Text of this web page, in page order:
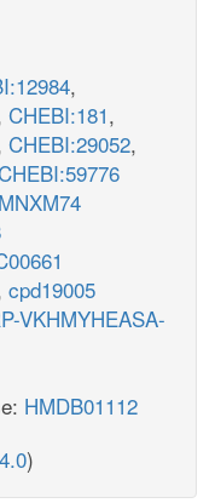
,
CHEBI:181,
CHEBI:29052,
MNXM74
cpd19005
VKHMYHEASA-
HMDB01112
)